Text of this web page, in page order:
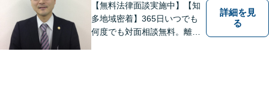
【無料法律面談実施中】【知
多地域密着】365日いつでも
何度でも対面相談無料。離
詳細を見
る